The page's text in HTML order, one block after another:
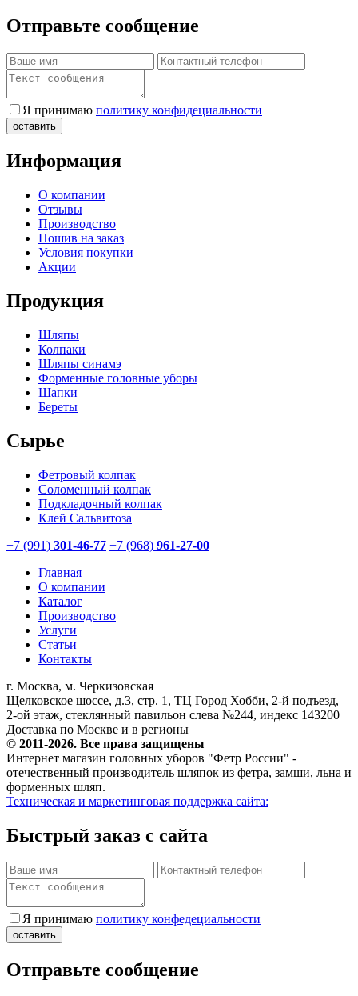
Отправьте сообщение
Я принимаю политику конфидециальности
Информация
О компании
Отзывы
Производство
Пошив на заказ
Условия покупки
Акции
Продукция
Шляпы
Колпаки
Шляпы синамэ
Форменные головные уборы
Шапки
Береты
Сырье
Фетровый колпак
Соломенный колпак
Подкладочный колпак
Клей Сальвитоза
+7 (991) 301-46-77 +7 (968) 961-27-00
Главная
О компании
Каталог
Производство
Услуги
Статьи
Контакты
г. Москва, м. Черкизовская
Щелковское шоссе, д.3, стр. 1, ТЦ Город Хобби, 2-й подъезд,
2-ой этаж, стеклянный павильон слева №244, индекс 143200
Доставка по Москве и в регионы
© 2011-2026. Все права защищены
Интернет магазин головных уборов "Фетр России" -
отечественный производитель шляпок из фетра, замши, льна и
форменных шляп.
Техническая и маркетинговая поддержка сайта:
Быстрый заказ с сайта
Я принимаю политику конфедециальности
Отправьте сообщение